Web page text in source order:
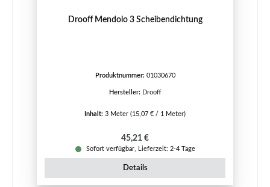
Drooff Mendolo 3 Scheibendichtung
Produktnummer: 01030670
Hersteller: Drooff
Inhalt: 3 Meter (15,07 € / 1 Meter)
Regulärer Preis:
45,21 €
Sofort verfügbar, Lieferzeit: 2-4 Tage
Details